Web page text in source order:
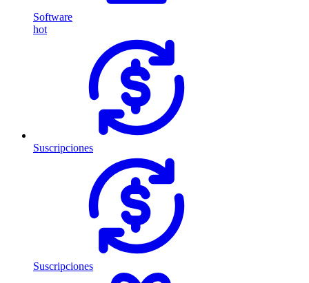
Software
hot
Suscripciones
Suscripciones